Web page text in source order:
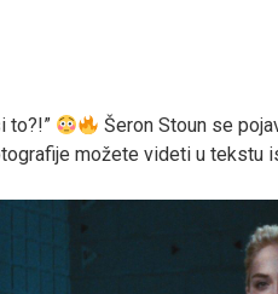
to?!”
Šeron Stoun se
možete videti u tekstu